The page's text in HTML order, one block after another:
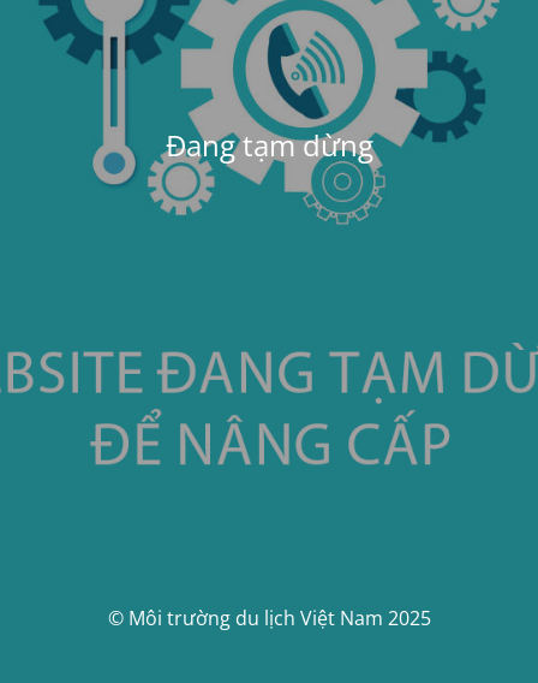
Đang tạm dừng
© Môi trường du lịch Việt Nam 2025